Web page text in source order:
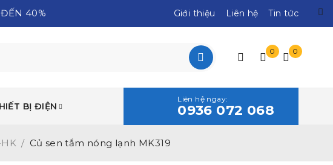
40% Giới thiệu Liên hệ Tin tức
0 0
BỊ ĐIỆN
Liên hệ ngay:
0936 072 068
/ Củ sen tắm nóng lạnh MK319